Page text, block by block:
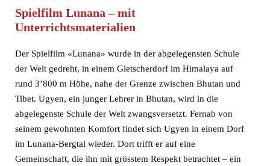
Spielfilm Lunana – mit
Unterrichtsmaterialien
Der Spielfilm «Lunana» wurde in der abgelegensten Schule
der Welt gedreht, in einem Gletscherdorf im Himalaya auf
rund 3’800 m Höhe, nahe der Grenze zwischen Bhutan und
Tibet. Ugyen, ein junger Lehrer in Bhutan, wird in die
abgelegenste Schule der Welt zwangsversetzt. Fernab von
seinem gewohnten Komfort findet sich Ugyen in einem Dorf
im Lunana-Bergtal wieder. Dort trifft er auf eine
Gemeinschaft, die ihn mit grösstem Respekt betrachtet – ein